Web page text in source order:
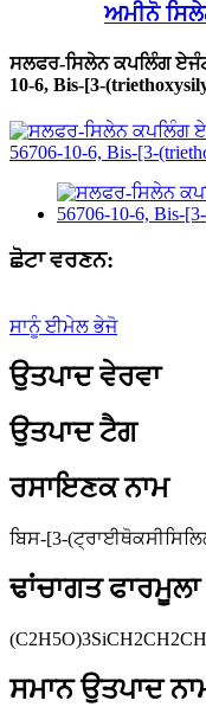
ਅਮੀਨੋ
ਸਲਫਰ-ਸਿਲੇਨ ਕਪਲਿੰਗ
10-6, Bis-[3-
ਛੋਟਾ ਵਰਣਨ:
ਸਾਨੂੰ ਈਮੇਲ ਭੇਜੋ
ਉਤਪਾਦ ਵੇਰਵਾ
ਉਤਪਾਦ ਟੈਗ
ਰਸਾਇਣਕ ਨਾਮ
ਬਿਸ-[3-
ਢਾਂਚਾਗਤ ਫਾਰਮੂਲਾ
ਸਮਾਨ ਉਤਪਾਦ